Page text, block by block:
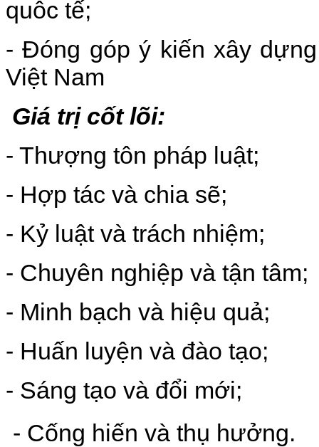
quôc tế;
- Đóng góp ý kiến xây
Việt Nam
Giá trị cốt lõi:
- Thượng tôn pháp luật;
- Hợp tác và chia sẽ;
- Kỷ luật và trách nhiệm;
- Chuyên nghiệp và tận tâm;
- Minh bạch và hiệu quả;
- Huấn luyện và đào tạo;
- Sáng tạo và đổi mới;
- Cống hiến và thụ hưởng.